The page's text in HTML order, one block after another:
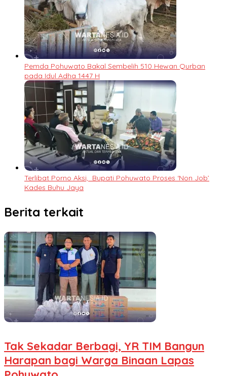
Pemda Pohuwato Bakal Sembelih 510 Hewan Qurban
pada Idul Adha 1447 H
Terlibat Porno Aksi, Bupati Pohuwato Proses ‘Non Job’
Kades Buhu Jaya
Berita terkait
Tak Sekadar Berbagi, YR TIM Bangun
Harapan bagi Warga Binaan Lapas